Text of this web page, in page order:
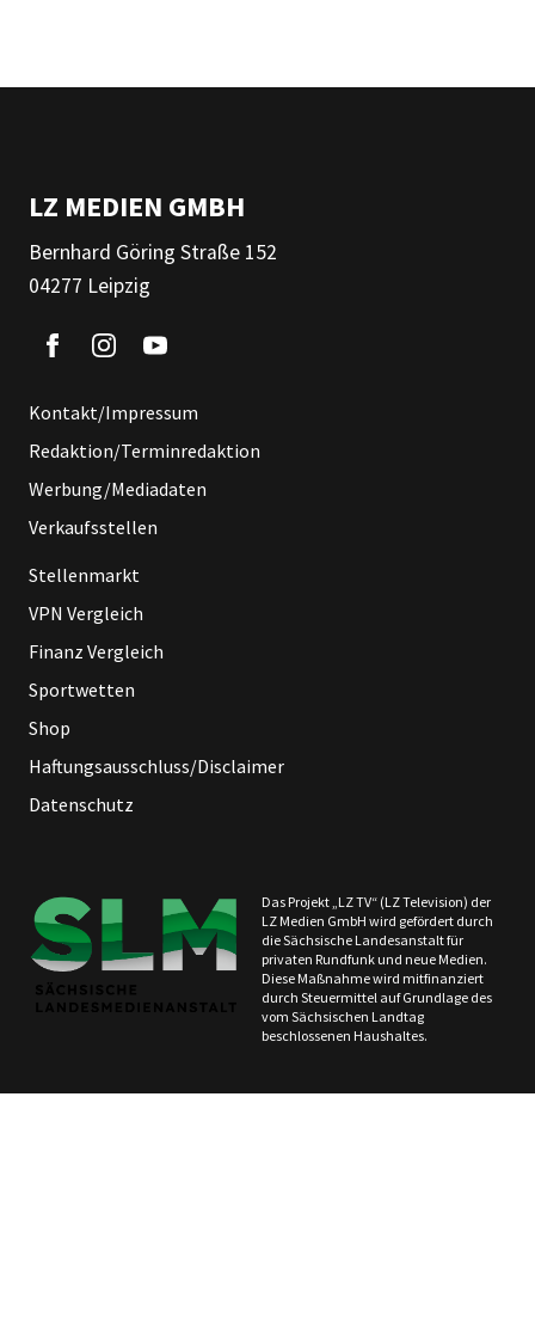
LZ MEDIEN GMBH
Bernhard Göring Straße 152
04277 Leipzig
Kontakt/Impressum
Redaktion/Terminredaktion
Werbung/Mediadaten
Verkaufsstellen
Stellenmarkt
VPN Vergleich
Finanz Vergleich
Sportwetten
Shop
Haftungsausschluss/Disclaimer
Datenschutz
Das Projekt „LZ TV“ (LZ Television) der
LZ Medien GmbH wird gefördert durch
die Sächsische Landesanstalt für
privaten Rundfunk und neue Medien.
Diese Maßnahme wird mitfinanziert
durch Steuermittel auf Grundlage des
vom Sächsischen Landtag
beschlossenen Haushaltes.